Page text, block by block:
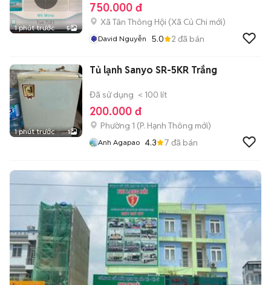
1 phút trước 5
750.000 đ
Xã Tân Thông Hội (Xã Củ Chi mới)
David Nguyễn 5.0 2 đã bán
1 phút trước 1
Tủ lạnh Sanyo SR-5KR Trắng
Đã sử dụng < 100 lít
200.000 đ
Phường 1 (P. Hạnh Thông mới)
Anh Agapao 4.3 7 đã bán